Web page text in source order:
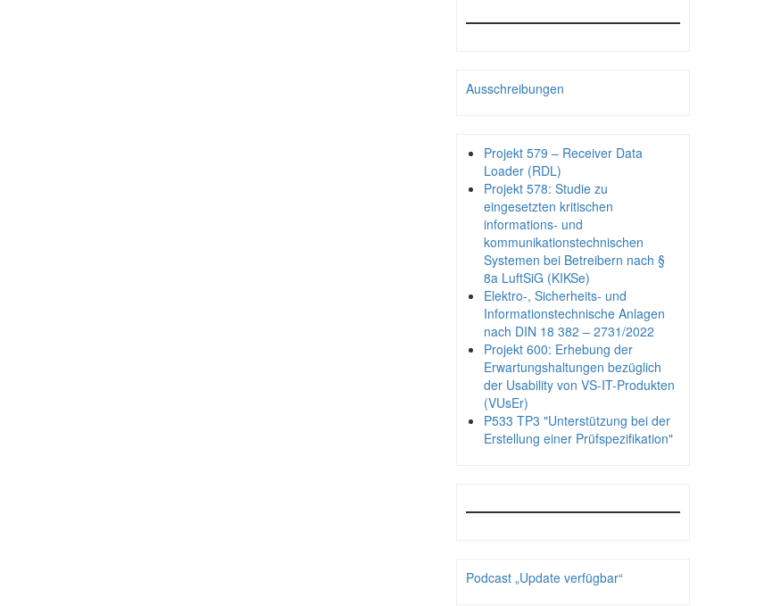
Ausschreibungen
Projekt 579 – Receiver Data
Loader (RDL)
Projekt 578: Studie zu
eingesetzten kritischen
informations- und
kommunikationstechnischen
Systemen bei Betreibern nach §
8a LuftSiG (KIKSe)
Elektro-, Sicherheits- und
Informationstechnische Anlagen
nach DIN 18 382 – 2731/2022
Projekt 600: Erhebung der
Erwartungshaltungen bezüglich
der Usability von VS-IT-Produkten
(VUsEr)
P533 TP3 "Unterstützung bei der
Erstellung einer Prüfspezifikation"
Podcast „Update verfügbar“